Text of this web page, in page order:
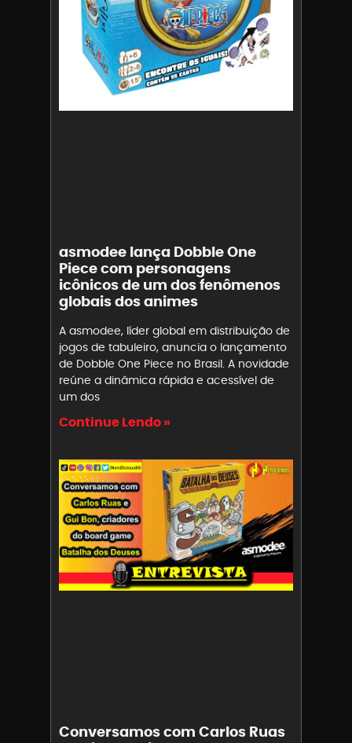
asmodee lança Dobble One
Piece com personagens
icônicos de um dos fenômenos
globais dos animes
A asmodee, líder global em distribuição de
jogos de tabuleiro, anuncia o lançamento
de Dobble One Piece no Brasil. A novidade
reúne a dinâmica rápida e acessível de
um dos
Continue Lendo »
Conversamos com Carlos Ruas